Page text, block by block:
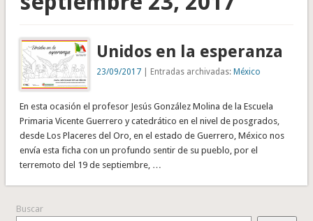
Unidos en la esperanza
23/09/2017 | Entradas archivadas:México
En esta ocasión el profesor Jesús González Molina de la Escuela
Primaria Vicente Guerrero y catedrático en el nivel de posgrados,
desde Los Placeres del Oro, en el estado de Guerrero, México nos
envía esta ficha con un profundo sentir de su pueblo, por el
terremoto del 19 de septiembre, …
Buscar